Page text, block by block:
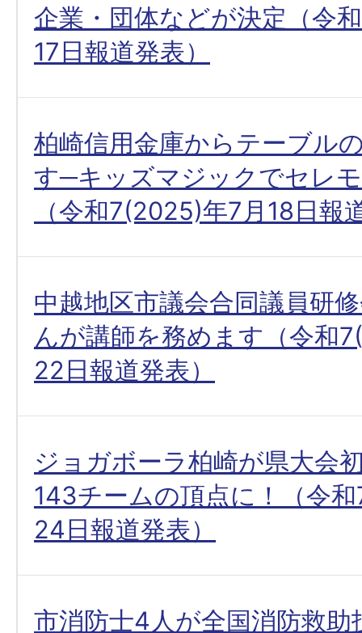
企業・団体などが決定（令
17日報道発表）
柏崎信用金庫からテーブル
す─キッズマジックでセレ
（令和7(2025)年7月18日報
中越地区市議会合同議員研
んが講師を務めます（令和
22日報道発表）
ジョガボーラ柏崎が県大会
143チームの頂点に！（令
24日報道発表）
市消防士4人が全国消防救助